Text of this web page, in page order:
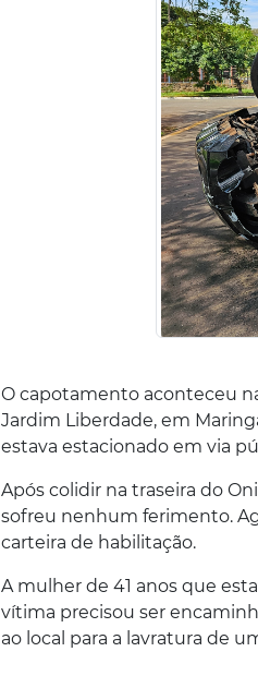
O capotamento aconteceu
Jardim Liberdade, em
estava estacionado em via
Após colidir na traseira do
sofreu nenhum ferimento.
carteira de habilitação.
A mulher de 41 anos que
vítima precisou ser
ao local para a lavratura de